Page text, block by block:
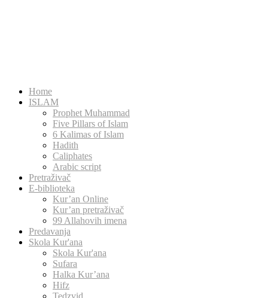
Home
ISLAM
Prophet Muhammad
Five Pillars of Islam
6 Kalimas of Islam
Hadith
Caliphates
Arabic script
Pretraživač
E-biblioteka
Kur’an Online
Kur’an pretraživač
99 Allahovih imena
Predavanja
Skola Kur'ana
Skola Kur'ana
Sufara
Halka Kur’ana
Hifz
Tedzvid